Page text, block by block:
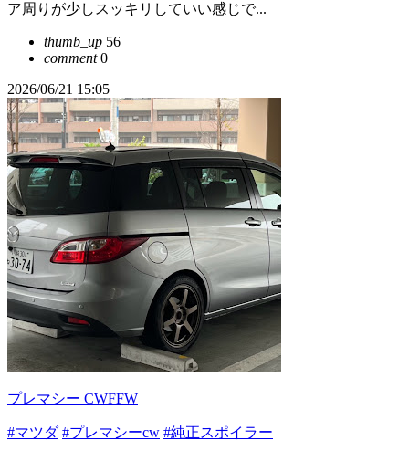
ア周りが少しスッキリしていい感じで...
thumb_up 56
comment0
2026/06/21 15:05
プレマシー CWFFW
#マツダ #プレマシーcw #純正スポイラー